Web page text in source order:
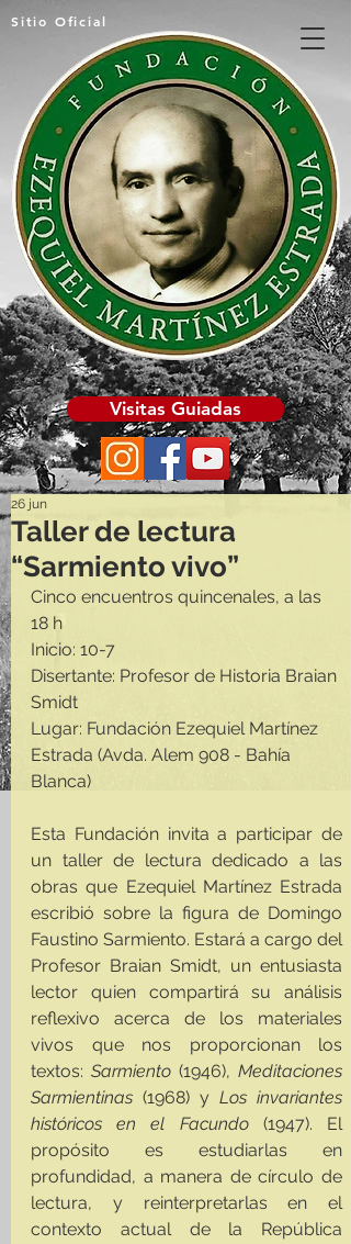
Sitio Oficial
Visitas Guiadas
Taller de lectura
“Sarmiento vivo”
26 jun
Cinco encuentros quincenales, a las
18 h
Inicio: 10-7
Disertante: Profesor de Historia Braian
Smidt
Lugar: Fundación Ezequiel Martínez
Estrada (Avda. Alem 908 - Bahía
Blanca)
Esta Fundación invita a participar de
un taller de lectura dedicado a las
obras que Ezequiel Martínez Estrada
escribió sobre la figura de Domingo
Faustino Sarmiento. Estará a cargo del
Profesor Braian Smidt, un entusiasta
lector quien compartirá su análisis
reflexivo acerca de los materiales
vivos que nos proporcionan los
textos: Sarmiento (1946), Meditaciones
Sarmientinas (1968) y Los invariantes
históricos en el Facundo (1947). El
propósito es estudiarlas en
profundidad, a manera de círculo de
lectura, y reinterpretarlas en el
contexto actual de la República